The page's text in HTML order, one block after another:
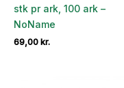
stk pr ark, 100 ark –
NoName
69,00 kr.